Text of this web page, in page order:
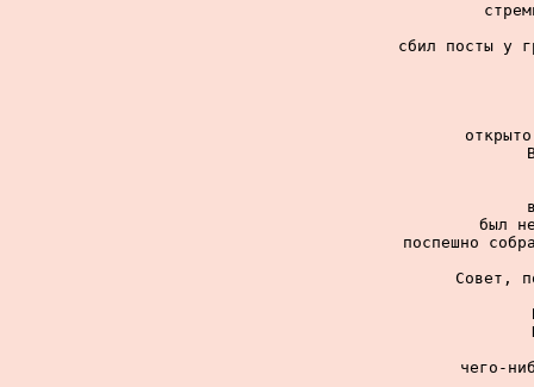
сбил посты у
был
поспешно
Совет,
чего-